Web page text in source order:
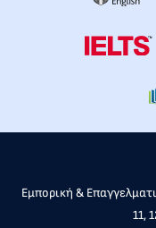
Εμπορική &
11,